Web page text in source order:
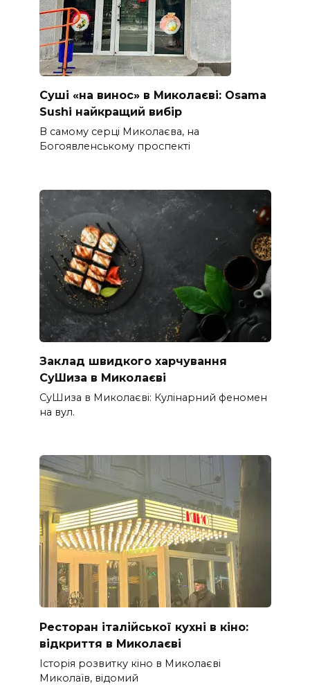
Суші «на винос» в Миколаєві: Osama
Sushi найкращий вибір
В самому серці Миколаєва, на
Богоявленському проспекті
Заклад швидкого харчування
СуШиза в Миколаєві
СуШиза в Миколаєві: Кулінарний феномен
на вул.
Ресторан італійської кухні в кіно:
відкриття в Миколаєві
Історія розвитку кіно в Миколаєві
Миколаїв, відомий